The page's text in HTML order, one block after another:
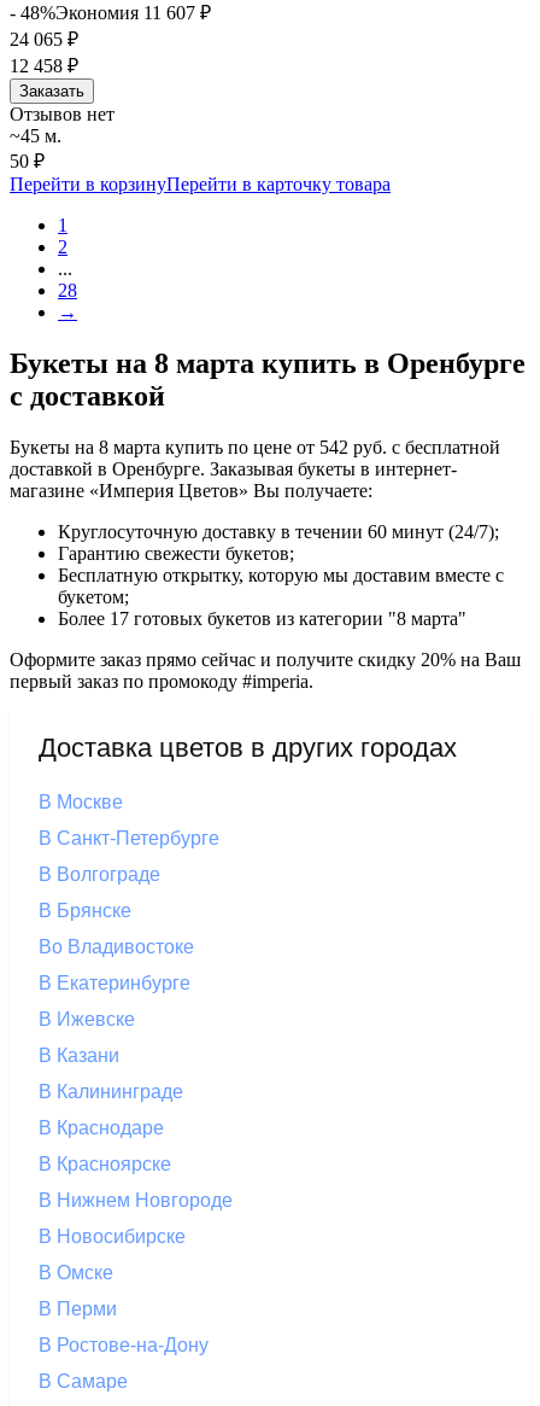
- 48%Экономия 11 607 ₽
24 065 ₽
12 458 ₽
Заказать
Отзывов нет
~45 м.
50 ₽
Перейти в корзинуПерейти в карточку товара
1
2
...
28
→
Букеты на 8 марта купить в Оренбурге
с доставкой
Букеты на 8 марта купить по цене от 542 руб. с бесплатной
доставкой в Оренбурге. Заказывая букеты в интернет-
магазине «Империя Цветов» Вы получаете:
Круглосуточную доставку в течении 60 минут (24/7);
Гарантию свежести букетов;
Бесплатную открытку, которую мы доставим вместе с
букетом;
Более 17 готовых букетов из категории "8 марта"
Оформите заказ прямо сейчас и получите скидку 20% на Ваш
первый заказ по промокоду #imperia.
Доставка цветов в других городах
В Москве
В Санкт-Петербурге
В Волгограде
В Брянске
Во Владивостоке
В Екатеринбурге
В Ижевске
В Казани
В Калининграде
В Краснодаре
В Красноярске
В Нижнем Новгороде
В Новосибирске
В Омске
В Перми
В Ростове-на-Дону
В Самаре